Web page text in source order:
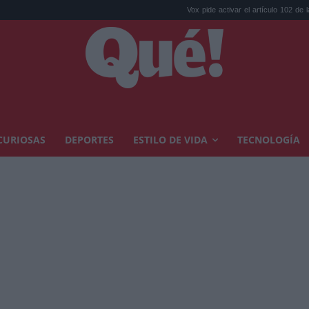
Vox pide activar el artículo 102 de la
DEPORTES ESTILO DE VIDA TECNOLOGÍA